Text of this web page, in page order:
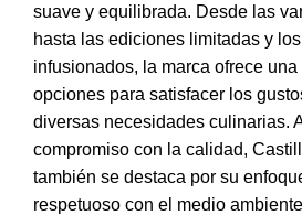
suave y equilibrada. Desde las
hasta las ediciones limitadas y
infusionados, la marca ofrece
opciones para satisfacer los
diversas necesidades culinarias.
compromiso con la calidad,
también se destaca por su
respetuoso con el medio